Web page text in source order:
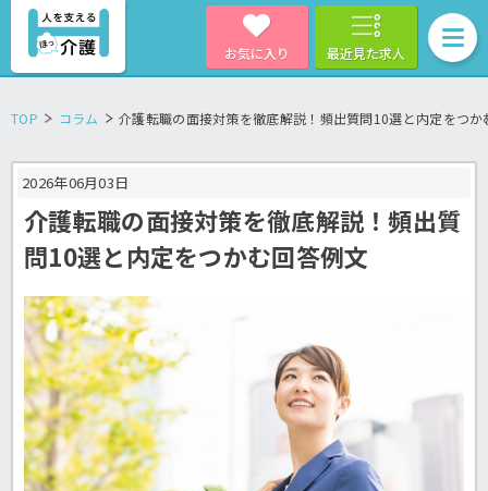
お気に入り 最近見た求人
TOP コラム 介護転職の面接対策を徹底解説！頻出質問10選と内定をつか
2026年06月03日
介護転職の面接対策を徹底解説！頻出質
問10選と内定をつかむ回答例文